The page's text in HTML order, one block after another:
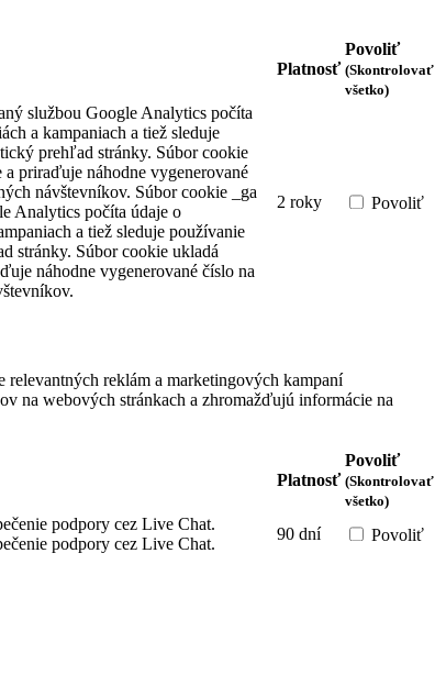
Platnosť
Povoliť
(Skontrolovať
všetko)
službou Google Analytics počíta
a kampaniach a tiež sleduje
prehľad stránky. Súbor cookie
priraďuje náhodne vygenerované
návštevníkov. Súbor cookie _ga
Analytics počíta údaje o
a tiež sleduje používanie
stránky. Súbor cookie ukladá
náhodne vygenerované číslo na
2 roky Povoliť
reklám a marketingových kampaní
na webových stránkach a zhromažďujú informácie na
Platnosť
Povoliť
(Skontrolovať
všetko)
podpory cez Live Chat.
podpory cez Live Chat.
90 dní Povoliť